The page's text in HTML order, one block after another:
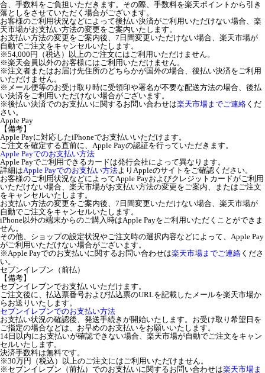
合、手数料をご負担いただきます。その際、手数料を楽天ポイントから引き
落としをさせていただく場合がございます。
お客様のご利用状況などによって後払い決済がご利用いただけない場合、楽
天市場がお支払い方法の変更をご案内いたします。
お支払い方法の変更をご案内後、7日間変更いただけない場合、楽天市場が
自動でご注文をキャンセルいたします。
※54,000円（税込）以上のご注文にはご利用いただけません。
※楽天会員以外のお客様にはご利用いただけません。
※注文者またはお届け先住所のどちらかが国外の場合、後払い決済をご利用
いただけません。
※メール便等のお受け取り時に受領印や署名が不要な配送方法の場合、後払
い決済をご利用いただけない場合がございます。
※後払い決済でのお支払いに関するお問い合わせは楽天市場までご連絡 くだ
さい。
Apple Pay
【備考】
Apple Payに対応したiPhoneでお支払いいただけます。
ご注文を確定する直前に、Apple Payの認証を行っていただきます。
Apple Payでのお支払い方法
Apple Payでご利用できるカードは発行会社によって異なります。
詳細はApple Payでのお支払い方法よりAppleのサイトをご確認ください。
お客様のご利用状況などによってApple Payおよびクレジットカードがご利用
いただけない場合、楽天市場がお支払い方法の変更をご案内、またはご注文
をキャンセルいたします。
お支払い方法の変更をご案内後、7日間変更いただけない場合、楽天市場が
自動でご注文をキャンセルいたします。
iPhone以外の端末からのご購入時はApple Payをご利用いただくことができま
せん。
その他、ショップの設定状況やご注文時の選択内容などによって、Apple Pay
がご利用いただけない場合がございます。
※Apple Payでのお支払いに関するお問い合わせは楽天市場までご連絡 くださ
い。
セブンイレブン（前払）
【備考】
セブンイレブンでお支払いいただけます。
ご注文後に、払込票番号および払込票のURLを記載したメールを楽天市場か
らお送りいたします。
セブンイレブンでのお支払い方法
お支払い状況の確認後、発送手続きが開始いたします。お受け取り希望日を
ご指定の場合などは、お早めのお支払いをお願いいたします。
14日以内にお支払いが確認できない場合、楽天市場が自動でご注文をキャン
セルいたします。
決済手数料は無料です。
※30万円（税込）以上のご注文にはご利用いただけません。
※セブンイレブン（前払）でのお支払いに関するお問い合わせは楽天市場ま